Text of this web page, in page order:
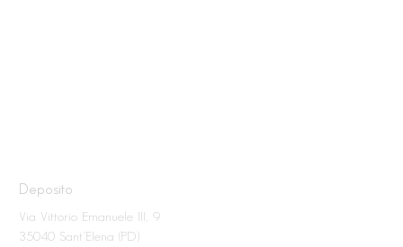
Deposito
Via Vittorio Emanuele III, 9
35040 Sant'Elena (PD)